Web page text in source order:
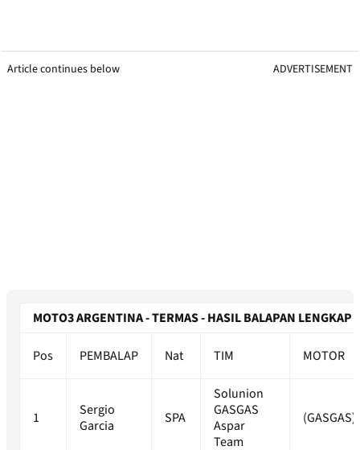
Article continues below ADVERTISEMENT
MOTO3 ARGENTINA - TERMAS - HASIL BALAPAN LENGKAP
Pos PEMBALAP Nat TIM MOTOR
1
Sergio
Garcia
SPA
Solunion
GASGAS
Aspar
Team
(GASGAS)